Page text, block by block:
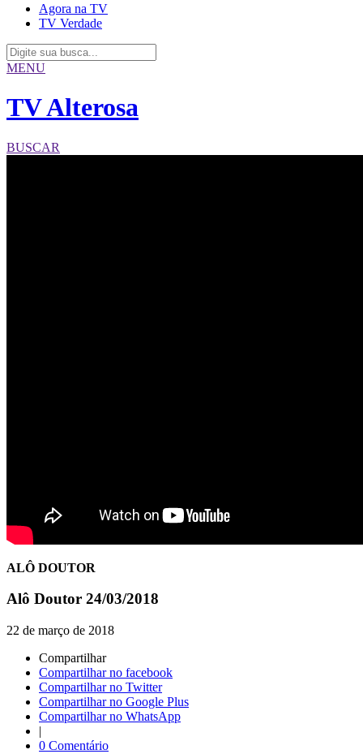
Agora na TV
TV Verdade
MENU
TV Alterosa
BUSCAR
ALÔ DOUTOR
Alô Doutor 24/03/2018
22 de março de 2018
Compartilhar
Compartilhar no facebook
Compartilhar no Twitter
Compartilhar no Google Plus
Compartilhar no WhatsApp
|
0 Comentário